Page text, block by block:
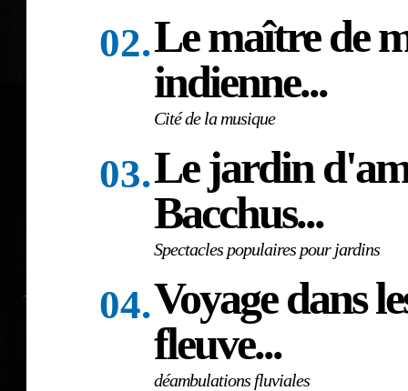
02.Le maître de
indienne...
Cité de la musique
03.Le jardin
Bacchus...
Spectacles populaires pour jardins
04.Voyage dans
fleuve...
déambulations fluviales